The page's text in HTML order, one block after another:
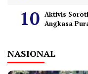
Aktivis
Angkasa
NASIONAL